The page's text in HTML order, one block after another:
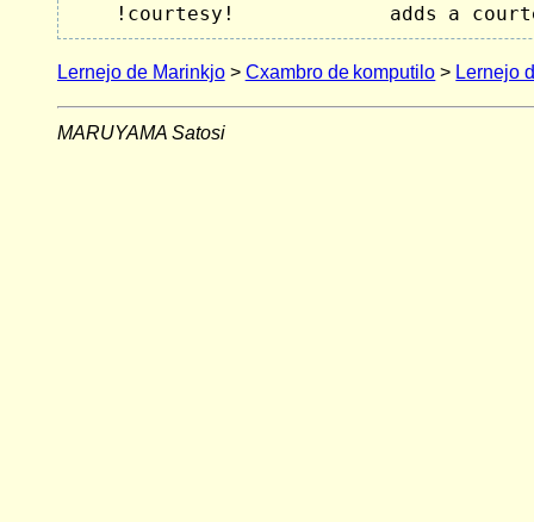
!courtesy!             adds a
Lernejo de Marinkjo> Cxambro de komputilo > Lernejo
MARUYAMA Satosi